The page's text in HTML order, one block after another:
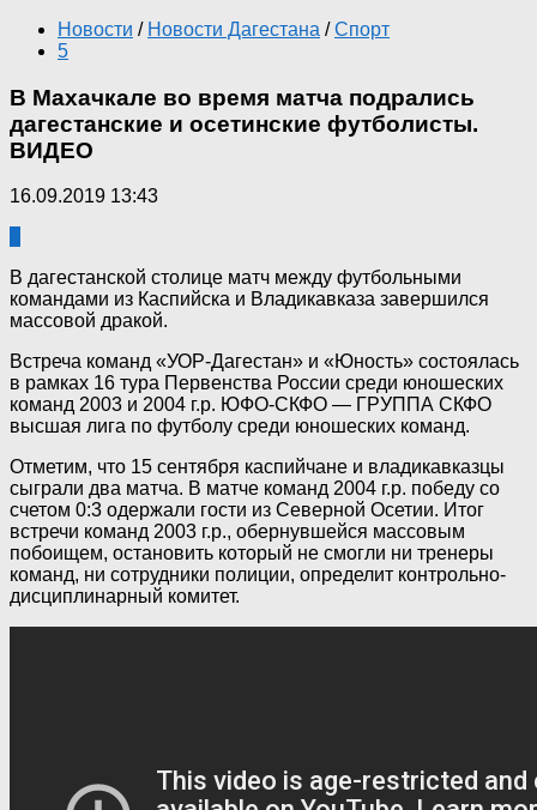
Новости / Новости Дагестана / Спорт
5
В Махачкале во время матча подрались
дагестанские и осетинские футболисты.
ВИДЕО
16.09.2019 13:43
В дагестанской столице матч между футбольными
командами из Каспийска и Владикавказа завершился
массовой дракой.
Встреча команд «УОР-Дагестан» и «Юность» состоялась
в рамках 16 тура Первенства России среди юношеских
команд 2003 и 2004 г.р. ЮФО-СКФО — ГРУППА СКФО
высшая лига по футболу среди юношеских команд.
Отметим, что 15 сентября каспийчане и владикавказцы
сыграли два матча. В матче команд 2004 г.р. победу со
счетом 0:3 одержали гости из Северной Осетии. Итог
встречи команд 2003 г.р., обернувшейся массовым
побоищем, остановить который не смогли ни тренеры
команд, ни сотрудники полиции, определит контрольно-
дисциплинарный комитет.